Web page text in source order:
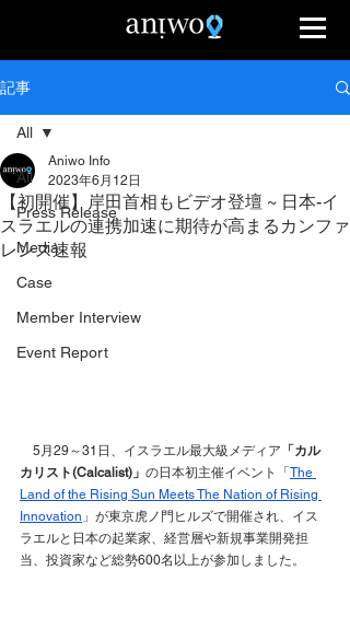
記事
All
Press Release
Media
Case
Member Interview
Event Report
All
【初開催】岸田首相もビデオ登壇 ~ 日本-イ
スラエルの連携加速に期待が高まるカンファ
レンス速報
Aniwo Info
2023年6月12日
5月29～31日、イスラエル最大級メディア 「カル
カリスト(Calcalist)」 の日本初主催イベント「 The
Land of the Rising Sun Meets The Nation of Rising
Innovation 」が東京虎ノ門ヒルズで開催され、イス
ラエルと日本の起業家、経営層や新規事業開発担
当、投資家など総勢600名以上が参加しました。